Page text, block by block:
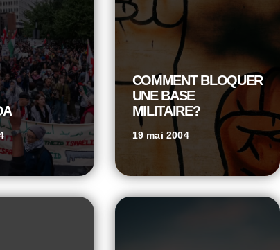
COMMENT BLOQUER
UNE BASE
MILITAIRE?
19 mai 2004